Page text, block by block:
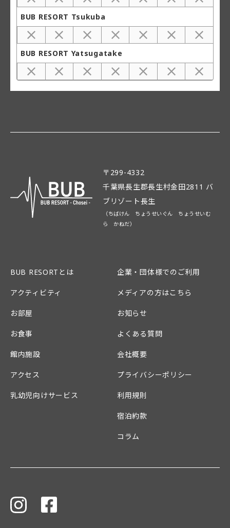
BUB RESORT Tsukuba
BUB RESORT Yatsugatake
〒299-4332
千葉県長生郡長生村金田2811 バ
ブリゾート長生
（ちばけん ちょうせいぐん ちょうせいむ
ら かねだ）
BUB RESORTとは
アクティビティ
お部屋
お食事
館内施設
アクセス
乳幼児向けサービス
企業・団体様でのご利用
メディアの方はこちら
お知らせ
よくある質問
会社概要
プライバシーポリシー
利用規則
宿泊約款
コラム